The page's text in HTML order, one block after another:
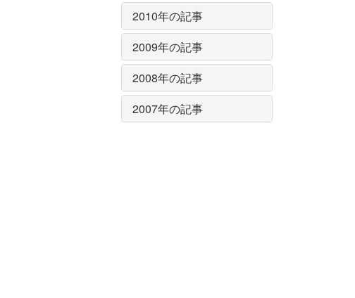
2010年の記事
2009年の記事
2008年の記事
2007年の記事